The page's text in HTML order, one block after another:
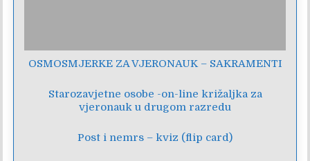
OSMOSMJERKE ZA VJERONAUK – SAKRAMENTI
Starozavjetne osobe -on-line križaljka za
vjeronauk u drugom razredu
Post i nemrs – kviz (flip card)